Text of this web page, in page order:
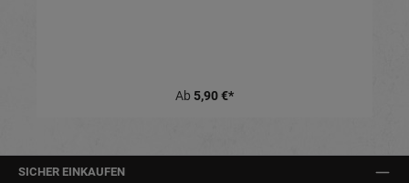
Ab 5,90 €*
SICHER EINKAUFEN